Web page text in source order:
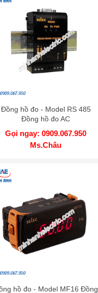
Đồng hồ đo - Model RS 485
Đồng hồ đo AC
Gọi ngay: 0909.067.950
Ms.Châu
hồ đo - Model MF16 Đồng